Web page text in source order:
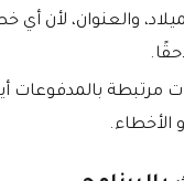
والعنوان، لأن أي
مرتبطة بالمدفوعات
الأخطاء.